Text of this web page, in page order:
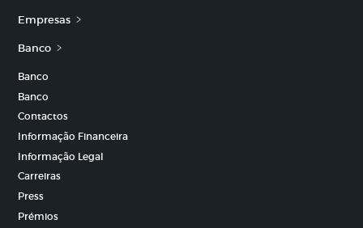
Empresas
Banco
Banco
Banco
Contactos
Informação Financeira
Informação Legal
Carreiras
Press
Prémios